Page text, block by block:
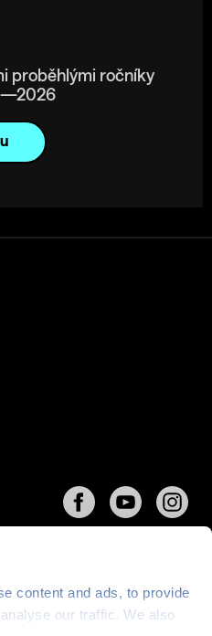
content and ads, to provide
our traffic. We also
proběhlými ročníky
v tísni o.p.s., web běží